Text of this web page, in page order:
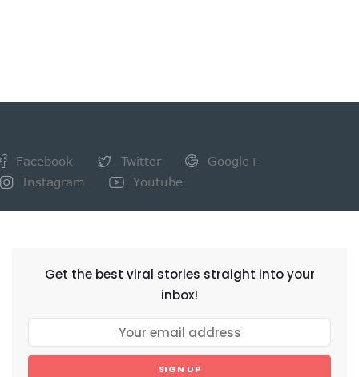
Facebook Twitter
Google+
Instagram
Youtube
Get the best viral stories straight into your
inbox!
SIGN UP